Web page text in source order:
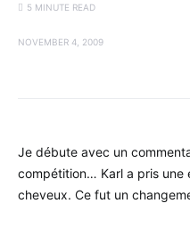
5 MINUTE READ
NOVEMBER 4, 2009
Je débute avec un
compétition… Karl a pris une
cheveux. Ce fut un